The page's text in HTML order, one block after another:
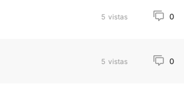
5 vistas 0
5 vistas 0